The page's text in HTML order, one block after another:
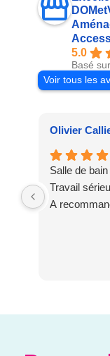
5.0
Basé
Voir tous les
Olivier
Salle de
Travail
A